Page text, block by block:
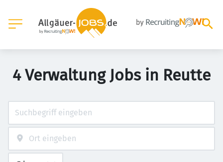
4 Verwaltung Jobs in Reutte